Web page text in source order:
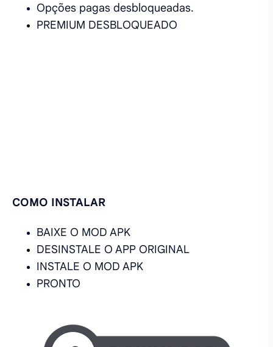
Opções pagas desbloqueadas.
PREMIUM DESBLOQUEADO
COMO INSTALAR
BAIXE O MOD APK
DESINSTALE O APP ORIGINAL
INSTALE O MOD APK
PRONTO